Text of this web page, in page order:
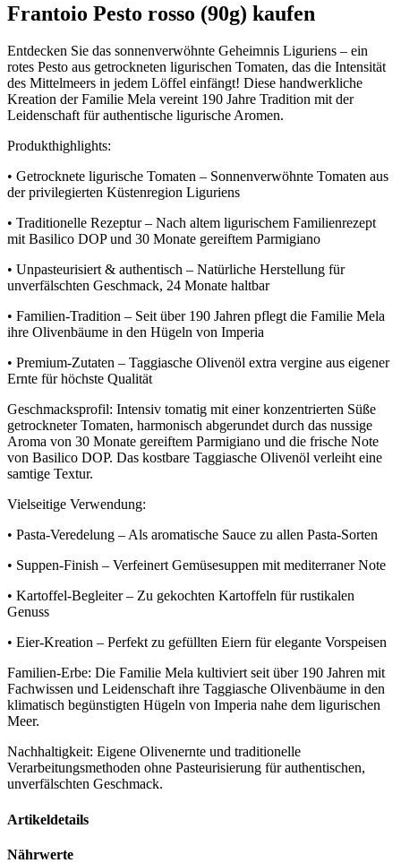
Frantoio Pesto rosso (90g) kaufen
Entdecken Sie das sonnenverwöhnte Geheimnis Liguriens – ein
rotes Pesto aus getrockneten ligurischen Tomaten, das die Intensität
des Mittelmeers in jedem Löffel einfängt! Diese handwerkliche
Kreation der Familie Mela vereint 190 Jahre Tradition mit der
Leidenschaft für authentische ligurische Aromen.
Produkthighlights:
• Getrocknete ligurische Tomaten – Sonnenverwöhnte Tomaten aus
der privilegierten Küstenregion Liguriens
• Traditionelle Rezeptur – Nach altem ligurischem Familienrezept
mit Basilico DOP und 30 Monate gereiftem Parmigiano
• Unpasteurisiert & authentisch – Natürliche Herstellung für
unverfälschten Geschmack, 24 Monate haltbar
• Familien-Tradition – Seit über 190 Jahren pflegt die Familie Mela
ihre Olivenbäume in den Hügeln von Imperia
• Premium-Zutaten – Taggiasche Olivenöl extra vergine aus eigener
Ernte für höchste Qualität
Geschmacksprofil: Intensiv tomatig mit einer konzentrierten Süße
getrockneter Tomaten, harmonisch abgerundet durch das nussige
Aroma von 30 Monate gereiftem Parmigiano und die frische Note
von Basilico DOP. Das kostbare Taggiasche Olivenöl verleiht eine
samtige Textur.
Vielseitige Verwendung:
• Pasta-Veredelung – Als aromatische Sauce zu allen Pasta-Sorten
• Suppen-Finish – Verfeinert Gemüsesuppen mit mediterraner Note
• Kartoffel-Begleiter – Zu gekochten Kartoffeln für rustikalen
Genuss
• Eier-Kreation – Perfekt zu gefüllten Eiern für elegante Vorspeisen
Familien-Erbe: Die Familie Mela kultiviert seit über 190 Jahren mit
Fachwissen und Leidenschaft ihre Taggiasche Olivenbäume in den
klimatisch begünstigten Hügeln von Imperia nahe dem ligurischen
Meer.
Nachhaltigkeit: Eigene Olivenernte und traditionelle
Verarbeitungsmethoden ohne Pasteurisierung für authentischen,
unverfälschten Geschmack.
Artikeldetails
Nährwerte